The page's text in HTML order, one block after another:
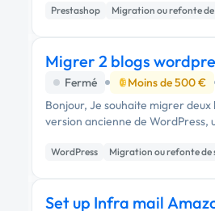
Prestashop Migration ou refonte
Migrer 2 blogs
Fermé
Moins de 500 €
Bonjour, Je souhaite migrer
version ancienne de WordPress,
WordPress Migration ou refonte de
Set up Infra mail